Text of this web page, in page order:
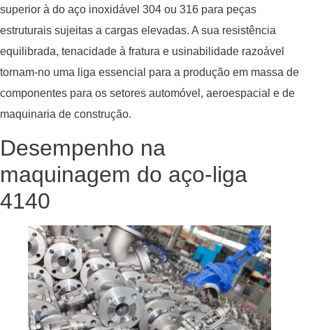
superior à do aço inoxidável 304 ou 316 para peças
estruturais sujeitas a cargas elevadas. A sua resistência
equilibrada, tenacidade à fratura e usinabilidade razoável
tornam-no uma liga essencial para a produção em massa de
componentes para os setores automóvel, aeroespacial e de
maquinaria de construção.
Desempenho na
maquinagem do aço-liga
4140